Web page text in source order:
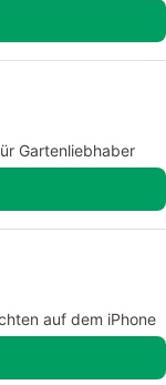
Gartenliebhaber
auf dem iPhone